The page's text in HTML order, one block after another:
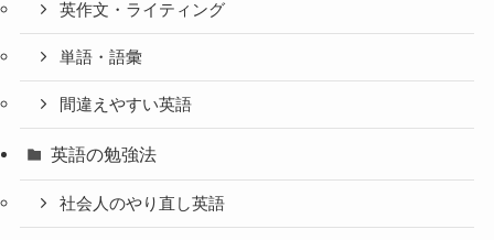
英作文・ライティング
単語・語彙
間違えやすい英語
英語の勉強法
社会人のやり直し英語